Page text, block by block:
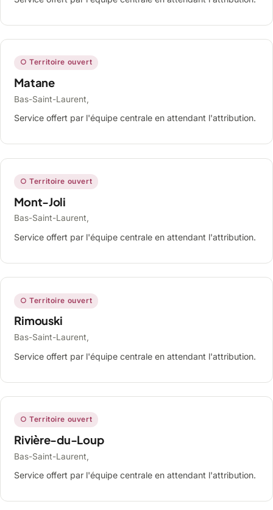
○ Territoire ouvert
Matane
Bas-Saint-Laurent,
Service offert par l'équipe centrale en attendant l'attribution.
○ Territoire ouvert
Mont-Joli
Bas-Saint-Laurent,
Service offert par l'équipe centrale en attendant l'attribution.
○ Territoire ouvert
Rimouski
Bas-Saint-Laurent,
Service offert par l'équipe centrale en attendant l'attribution.
○ Territoire ouvert
Rivière-du-Loup
Bas-Saint-Laurent,
Service offert par l'équipe centrale en attendant l'attribution.